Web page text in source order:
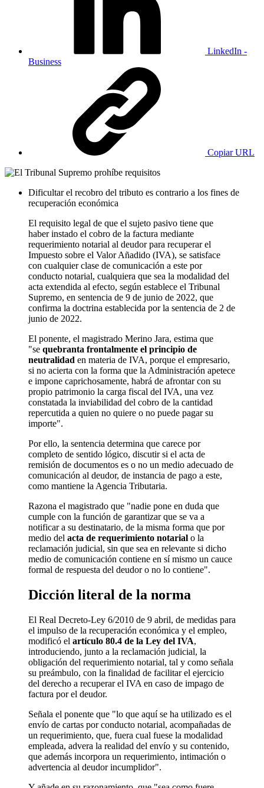
LinkedIn -
Business
Copiar URL
Dificultar el recobro del tributo es contrario a los fines de
recuperación económica
El requisito legal de que el sujeto pasivo tiene que
haber instado el cobro de la factura mediante
requerimiento notarial al deudor para recuperar el
Impuesto sobre el Valor Añadido (IVA), se satisface
con cualquier clase de comunicación a este por
conducto notarial, cualquiera que sea la modalidad del
acta extendida al efecto, según establece el Tribunal
Supremo, en sentencia de 9 de junio de 2022, que
confirma la doctrina establecida por la sentencia de 2 de
junio de 2022.
El ponente, el magistrado Merino Jara, estima que
"se quebranta frontalmente el principio de
neutralidad en materia de IVA, porque el empresario,
si no acierta con la forma que la Administración apetece
e impone caprichosamente, habrá de afrontar con su
propio patrimonio la carga fiscal del IVA, una vez
constatada la inviabilidad del cobro de la cantidad
repercutida a quien no quiere o no puede pagar su
importe".
Por ello, la sentencia determina que carece por
completo de sentido lógico, discutir si el acta de
remisión de documentos es o no un medio adecuado de
comunicación al deudor, de instancia de pago a este,
como mantiene la Agencia Tributaria.
Razona el magistrado que "nadie pone en duda que
cumple con la función de garantizar que se va a
notificar a su destinatario, de la misma forma que por
medio del acta de requerimiento notarial o la
reclamación judicial, sin que sea en relevante si dicho
medio de comunicación contiene en sí mismo un cauce
formal de respuesta del deudor o no lo contiene".
Dicción literal de la norma
El Real Decreto-Ley 6/2010 de 9 abril, de medidas para
el impulso de la recuperación económica y el empleo,
modificó el artículo 80.4 de la Ley del IVA,
introduciendo, junto a la reclamación judicial, la
obligación del requerimiento notarial, tal y como señala
su preámbulo, con la finalidad de facilitar el ejercicio
del derecho a recuperar el IVA en caso de impago de
factura por el deudor.
Señala el ponente que "lo que aquí se ha utilizado es el
envío de cartas por conducto notarial, acompañadas de
un requerimiento, que, fuera cual fuese la modalidad
empleada, advera la realidad del envío y su contenido,
que además incorpora un requerimiento, intimación o
advertencia al deudor incumplidor".